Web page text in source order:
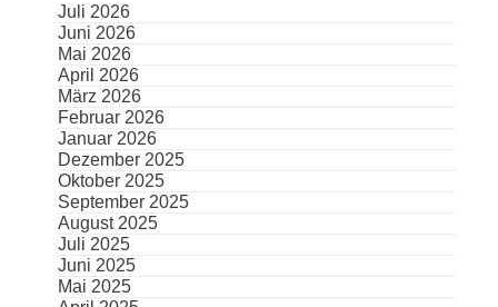
Juli 2026
Juni 2026
Mai 2026
April 2026
März 2026
Februar 2026
Januar 2026
Dezember 2025
Oktober 2025
September 2025
August 2025
Juli 2025
Juni 2025
Mai 2025